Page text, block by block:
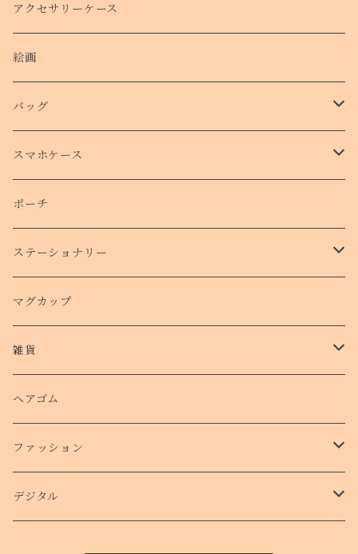
クリスマスコフレ
アクセサリーケース
絵画
バッグ
トートバッグ
スマホケース
側面プリントハードケース
手帳型スマホケース
クリアケース
クッションバンパーケース
スマホリング
ショルダー付きケース
ポーチ
ステーショナリー
カード
クリアファイル
ステッカー
マグカップ
雑貨
パスケース
ヘアゴム
ファッション
Ｔシャツ
デジタル